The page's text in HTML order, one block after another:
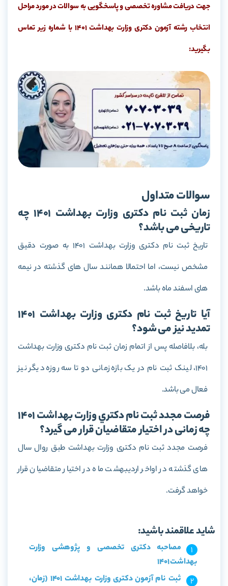
جهت دریافت مشاوره تخصصی و پاسخگویی به سوالات در مورد مراحل
انتخاب رشته آزمون دکتری وزارت بهداشت 1401 با شماره زیر تماس
بگیرید:
سوالات متداول
زمان ثبت نام دکتری وزارت بهداشت 1401 چه
تاریخی می باشد؟
تاریخ ثبت نام دکتری وزارت بهداشت 1401 به صورت دقیق
مشخص نیست، اما احتمالا همانند سال های گذشته در نیمه
های اسفند ماه باشد.
آیا تاریخ ثبت نام دکتری وزارت بهداشت 1401
تمدید نیز می شود؟
بله، بلافاصله پس از اتمام زمان ثبت نام دکتری وزارت بهداشت
1401، لینک ثبت نام در یک بازه زمانی دو تا سه روزه دیگر نیز
فعال می باشد.
فرصت مجدد ثبت نام دکتري وزارت بهداشت 1401
چه زمانی در اختیار متقاضیان قرار می گیرد؟
فرصت مجدد ثبت نام دکتری وزارت بهداشت طبق روال سال
های گذشته در اواخر اردیبهشت ماه در اختیار متقاضیان قرار
خواهد گرفت.
شاید علاقمند باشید:
مصاحبه دکتری تخصصی و پژوهشی وزارت
بهداشت 1401
ثبت نام آزمون دکتری وزارت بهداشت 1401 (زمان،